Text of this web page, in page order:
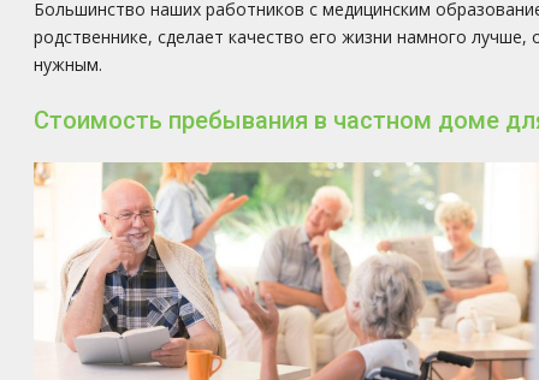
Большинство наших работников с медицинским
родственнике, сделает качество его жизни намного
нужным.
Стоимость пребывания в частном доме